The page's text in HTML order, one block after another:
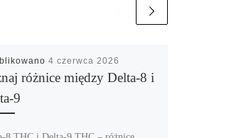
4 czerwca 2026
różnice między Delta-8 i
9